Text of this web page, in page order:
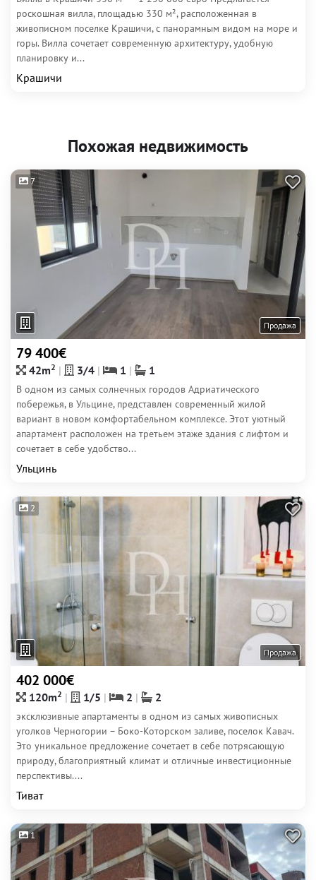
роскошная вилла, площадью 330 м², расположенная в
живописном поселке Крашичи, с панорамным видом на море и
горы. Вилла сочетает современную архитектуру, удобную
планировку и...
Крашичи
Похожая недвижимость
7
Продажа
79 400€
42m2 3/4 1 1
В одном из самых солнечных городов Адриатического
побережья, в Ульцине, представлен современный жилой
вариант в новом комфортабельном комплексе. Этот уютный
апартамент расположен на третьем этаже здания с лифтом и
сочетает в себе удобство...
Ульцинь
2
Продажа
402 000€
120m2 1/5 2 2
эксклюзивные апартаменты в одном из самых живописных
уголков Черногории – Боко-Которском заливе, поселок Кавач.
Это уникальное предложение сочетает в себе потрясающую
природу, благоприятный климат и отличные инвестиционные
перспективы....
Тиват
1